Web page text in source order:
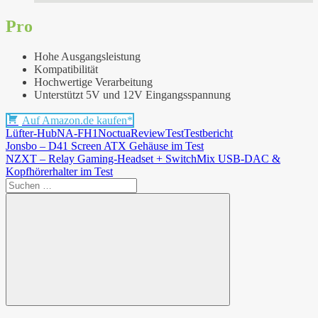
Pro
Hohe Ausgangsleistung
Kompatibilität
Hochwertige Verarbeitung
Unterstützt 5V und 12V Eingangsspannung
Auf Amazon.de kaufen*
Lüfter-HubNA-FH1NoctuaReviewTestTestbericht
Beitragsnavigation
Vorheriger
Beitrag:
Jonsbo – D41 Screen ATX Gehäuse im Test
Nächster
Beitrag:
NZXT – Relay Gaming-Headset + SwitchMix USB-DAC &
Kopfhörerhalter im Test
Suchen
nach:
Suchen